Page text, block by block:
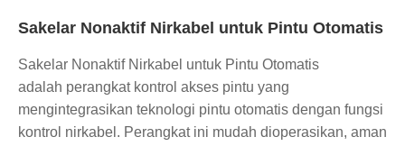
Sakelar Nonaktif Nirkabel untuk Pintu Otomatis
Sakelar Nonaktif Nirkabel untuk Pintu Otomatis
adalah perangkat kontrol akses pintu yang
mengintegrasikan teknologi pintu otomatis dengan fungsi
kontrol nirkabel. Perangkat ini mudah dioperasikan, aman